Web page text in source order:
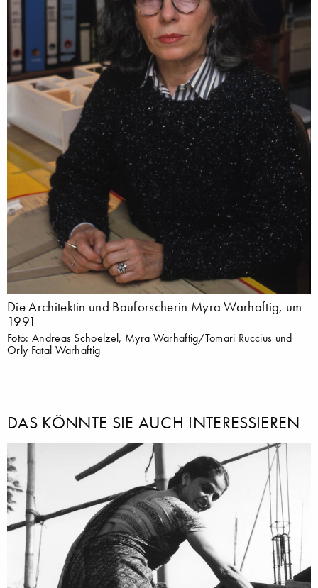
Die Architektin und Bauforscherin Myra Warhaftig, um
1991
Foto: Andreas Schoelzel, Myra Warhaftig/Tomari Ruccius und
Orly Fatal Warhaftig
DAS KÖNNTE SIE AUCH INTERESSIEREN